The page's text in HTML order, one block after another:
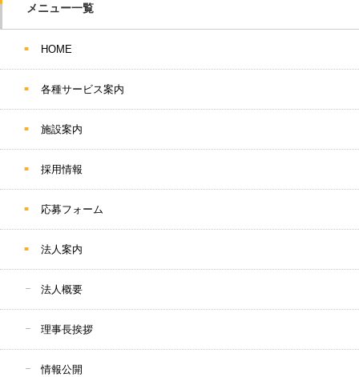
メニュー一覧
HOME
各種サービス案内
施設案内
採用情報
応募フォーム
法人案内
法人概要
理事長挨拶
情報公開